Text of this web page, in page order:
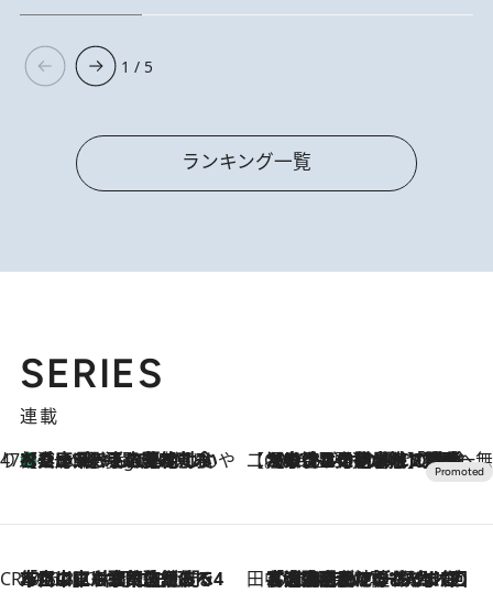
1 / 5
ランキング一覧
SERIES
連載
47都道府県の手みやげ ひんやりスイーツで夏を満喫
2 Hours Ago
【兵庫県】この夏絶対食べたい 冷やしておいしいおやつ3選 淡路島の恵みをジェラートに集約 【CREA×星野リゾート】唯一無二。癒しと発見が待つ場所へ
2026.8.7
【トンボの足水浴】ヒノキの香りに包まれて涼感マックス！約13℃の湧水かけ流しを避暑地「星野温泉 トンボの湯」で体験
CREA'S CHOICE
2026.8.7
「立川にも歌舞伎があるんだよ」 片岡仁左衛門・市川中車ら豪華座組みで4年目の立川立飛歌舞伎へ 田中稲の勝手に再ブーム
2026.8.7
「湘南乃風に憧れて」観客大盛上がりの“タオル回し”に、ラッパー顔負けの高速歌唱まで…さだまさし（74）のアグレッシブすぎる現在地